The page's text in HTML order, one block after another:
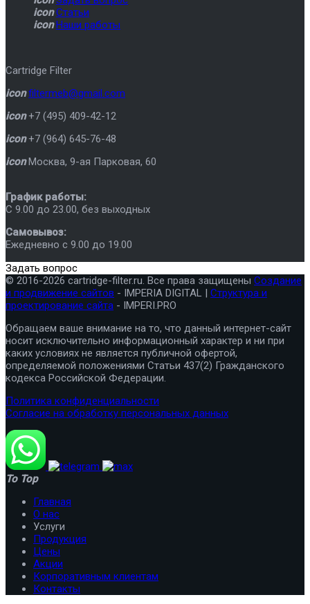
icon Статьи
icon Наши работы
Cartridge Filter
icon filtermeb@gmail.com
icon +7 (495) 409-42-12
icon +7 (964) 645-76-48
icon Москва, 9-ая Парковая, 60
График работы:
C 9.00 до 23.00, без выходных
Самовывоз:
Ежедневно с 9.00 до 19.00
Задать вопрос
© 2016-2026 cartridge-filter.ru. Все права защищены Создание
и продвижение сайтов - IMPERIA DIGITAL | Структура и
проектирование сайта - IMPERI.PRO
Обращаем ваше внимание на то, что данный интернет-сайт
носит исключительно информационный характер и ни при
каких условиях не является публичной офертой,
определяемой положениями Статьи 437(2) Гражданского
кодекса Российской Федерации.
Политика конфиденциальности
Согласие на обработку персональных данных
To Top
Главная
О нас
Услуги
Продукция
Цены
Акции
Корпоративным клиентам
Контакты